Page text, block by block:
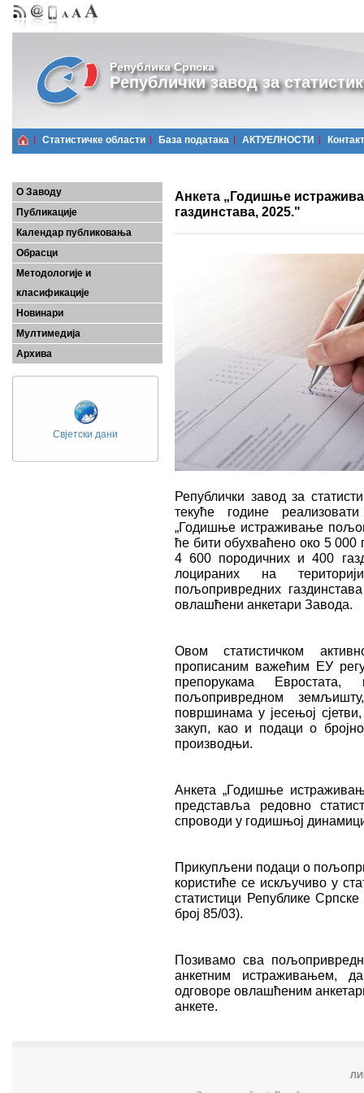
Република Српска
Републички завод за
Статистичке области Базa података АКТУЕЛНОСТИ Контакт
О Заводу
Публикације
Календар публиковања
Обрасци
Методологије и
класификације
Новинари
Мултимедија
Архива
Свјетски дани
Анкета „Годишње
газдинстава, 2025."
Републички завод за
текуће године
„Годишње истраживање
ће бити обухваћенo око 5 000
4 600 породичних и 400
лоцираних на
пољопривредних
овлашћени анкетари Завода.
Овом статистичком
прописаним важећим ЕУ
препорукама
пољопривредном
површинама у јесењој
закуп, као и подаци о
производњи.
Анкета „Годишње
представља редовно
спроводи у годишњој
Прикупљени подаци о
користиће се искључиво у
статистици Републике
број 85/03).
Позивамо сва
анкетним истраживањем,
одговоре овлашћеним
анкете.